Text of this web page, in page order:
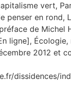
vert,
penser en rond,
de Michel
ligne],
2012 et
dissidences/